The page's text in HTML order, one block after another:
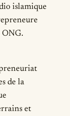
islamique
ONG.
de la
et